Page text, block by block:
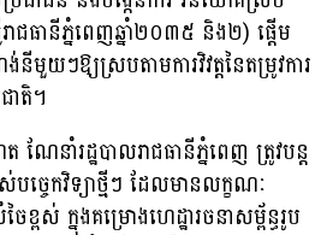
ាជធានីភ្នំពេញឆ្នាំ២០៣៥ និង២) ផ្តើម
យៗឱ្យស្របតាមការវិវត្តនៃតម្រូវការ
ាតិ។
នាំរដ្ឋបាលរាជធានីភ្នំពេញ ត្រូវបន្ត
បច្ចេកវិទ្យាថ្មីៗ ដែលមានលក្ខណៈ
ពស់ ក្នុងគម្រោងហេដ្ឋារចនាសម្ព័ន្ធរូប